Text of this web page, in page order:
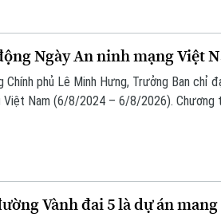
Ngày An ninh mạng Việt
Chính phủ Lê Minh Hưng, Trưởng Ban chỉ
Việt Nam (6/8/2024 – 6/8/2026). Chương
Vành đai 5 là dự án